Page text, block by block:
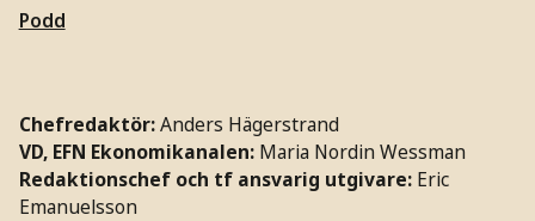
Podd
Chefredaktör:Anders Hägerstrand
VD, EFN Ekonomikanalen: Maria Nordin Wessman
Redaktionschef och tf ansvarig utgivare: Eric
Emanuelsson